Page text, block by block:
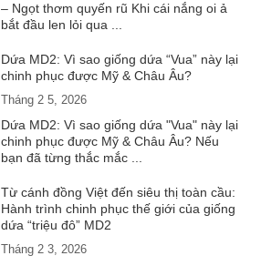
– Ngọt thơm quyến rũ Khi cái nắng oi ả
bắt đầu len lỏi qua ...
Dứa MD2: Vì sao giống dứa “Vua” này lại
chinh phục được Mỹ & Châu Âu?
Tháng 2 5, 2026
Dứa MD2: Vì sao giống dứa "Vua" này lại
chinh phục được Mỹ & Châu Âu? Nếu
bạn đã từng thắc mắc ...
Từ cánh đồng Việt đến siêu thị toàn cầu:
Hành trình chinh phục thế giới của giống
dứa “triệu đô” MD2
Tháng 2 3, 2026